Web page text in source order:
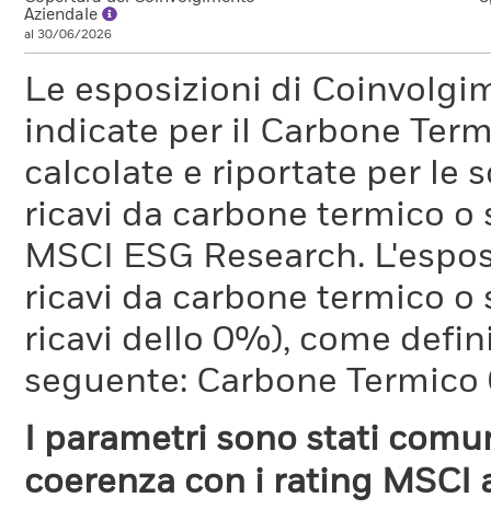
Aziendale
al 30/06/2026
Le esposizioni di
indicate per il Carbone
calcolate e riportate per le
ricavi da carbone termico
MSCI ESG Research.
ricavi da carbone termico
ricavi dello 0%), come
seguente: Carbone
I parametri sono stati
coerenza con i rating